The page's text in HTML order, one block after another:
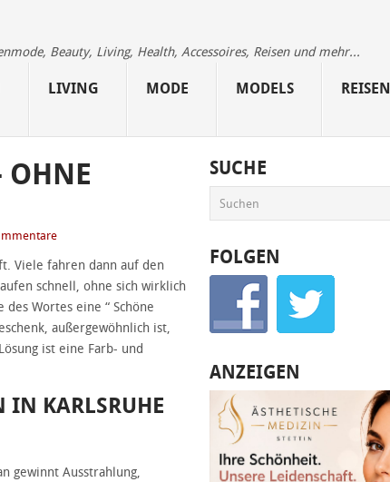
Beauty, Living, Health, Accessoires, Reisen und mehr...
LIVING MODE MODELS REISEN
OHNE
Viele fahren dann auf den
schnell, ohne sich wirklich
Wortes eine “ Schöne
außergewöhnlich ist,
ist eine Farb- und
IN KARLSRUHE
gewinnt Ausstrahlung,
SUCHE
FOLGEN
ANZEIGEN